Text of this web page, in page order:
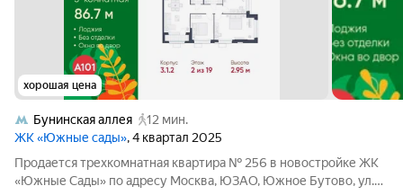
хорошая цена
Бунинская аллея
12 мин.
ЖК «Южные сады», 4 квартал 2025
Продается трехкомнатная квартира № 256 в новостройке ЖК
«Южные Сады» по адресу Москва, ЮЗАО, Южное Бутово, ул.